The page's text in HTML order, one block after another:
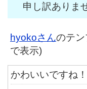
申し訳ありま
hyokoさんのテン
で表示)
かわいいですね